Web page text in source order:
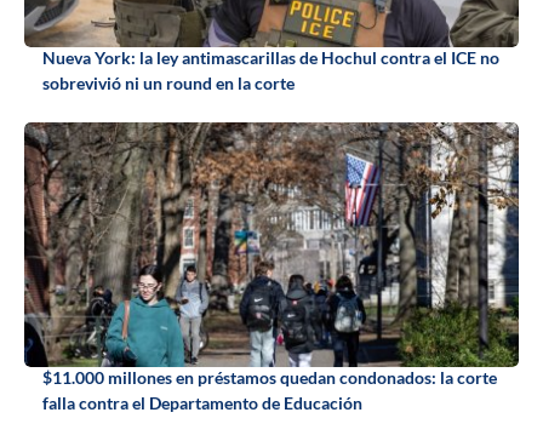
Nueva York: la ley antimascarillas de Hochul contra el ICE no
sobrevivió ni un round en la corte
$11.000 millones en préstamos quedan condonados: la corte
falla contra el Departamento de Educación